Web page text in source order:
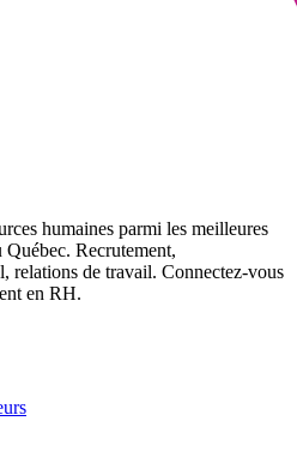
humaines parmi les meilleures
Recrutement,
relations de travail. Connectez-vous
en RH.